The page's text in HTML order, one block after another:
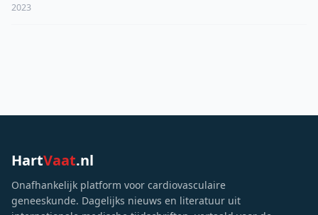
2023
HartVaat.nl
Onafhankelijk platform voor cardiovasculaire
geneeskunde. Dagelijks nieuws en literatuur uit